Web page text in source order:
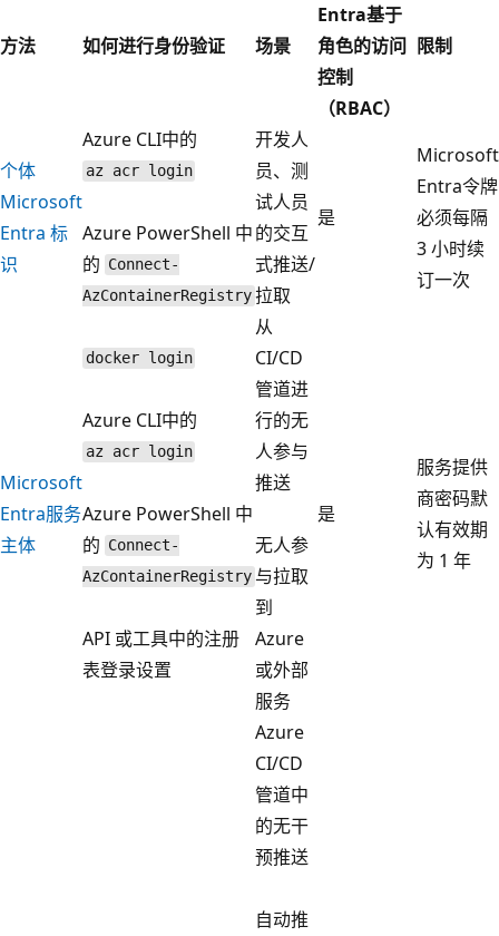
方法 如何进行身份验证 场景
Entra基于
角色的访问
控制
（RBAC）
限制
个体
Microsoft
Entra 标
识
Azure CLI中的
az acr login
Azure PowerShell 中
的 Connect-
AzContainerRegistry
开发人
员、测
试人员
的交互
式推送/
拉取
是
Microsoft
Entra令牌
必须每隔
3 小时续
订一次
Microsoft
Entra服务
主体
docker login
Azure CLI中的
az acr login
Azure PowerShell 中
的 Connect-
AzContainerRegistry
API 或工具中的注册
表登录设置
从
CI/CD
管道进
行的无
人参与
推送
无人参
与拉取
到
Azure
或外部
服务
是
服务提供
商密码默
认有效期
为 1 年
Azure
CI/CD
管道中
的无干
预推送
自动推